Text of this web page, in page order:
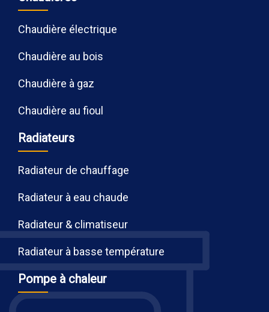
Chaudière électrique
Chaudière au bois
Chaudière à gaz
Chaudière au fioul
Radiateurs
Radiateur de chauffage
Radiateur à eau chaude
Radiateur & climatiseur
Radiateur à basse température
Pompe à chaleur